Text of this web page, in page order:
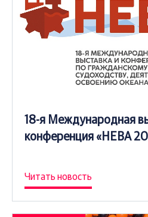
18-я Международная
конференция «НЕВА
Читать новость